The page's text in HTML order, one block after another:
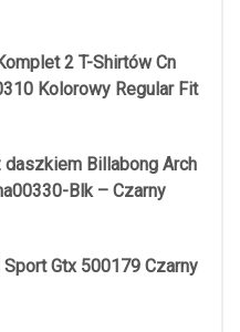
2 T-Shirtów Cn
Kolorowy Regular Fit
daszkiem Billabong Arch
Blk – Czarny
Gtx 500179 Czarny